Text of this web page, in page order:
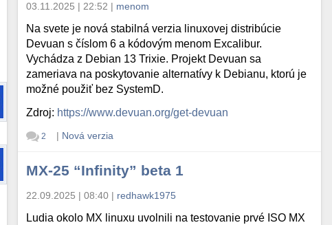
03.11.2025 | 22:52 | menom
Na svete je nová stabilná verzia linuxovej distribúcie
Devuan s číslom 6 a kódovým menom Excalibur.
Vychádza z Debian 13 Trixie. Projekt Devuan sa
zameriava na poskytovanie alternatívy k Debianu, ktorú je
možné použiť bez SystemD.
Zdroj: https://www.devuan.org/get-devuan
2 | Nová verzia
MX-25 “Infinity” beta 1
22.09.2025 | 08:40 | redhawk1975
Ludia okolo MX linuxu uvolnili na testovanie prvé ISO MX